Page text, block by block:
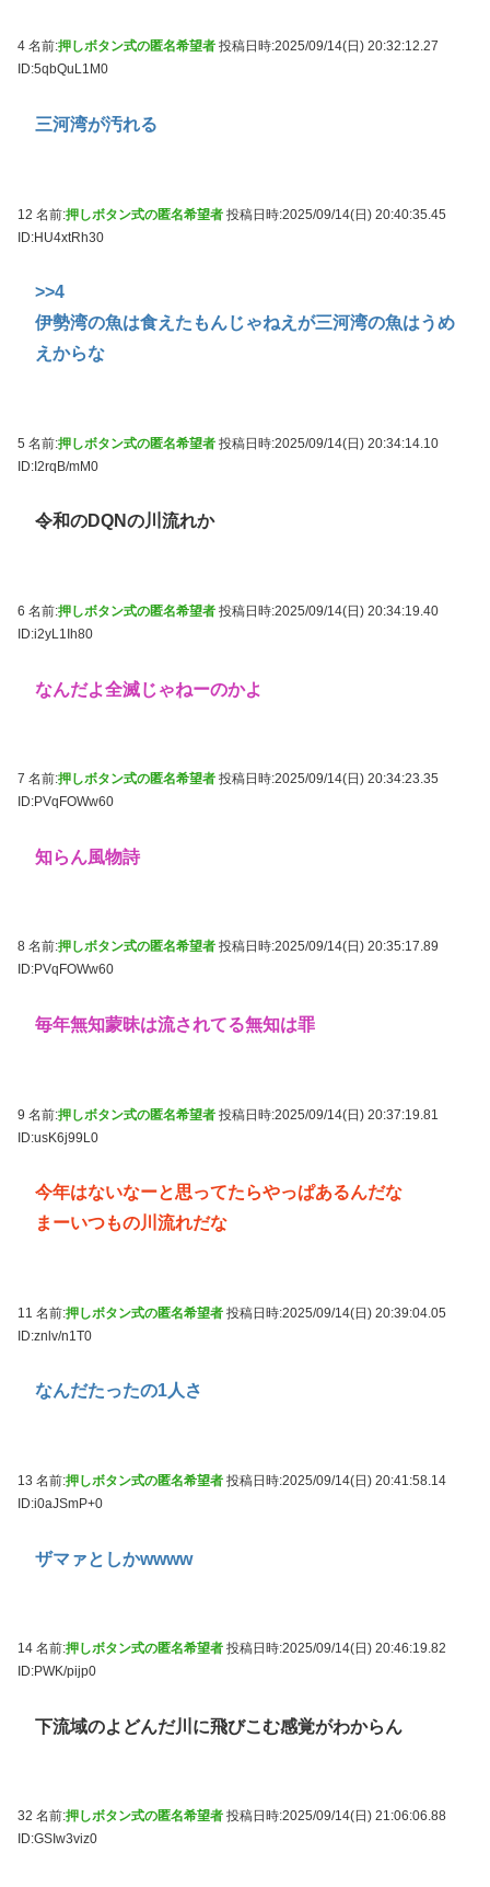
4 名前:押しボタン式の匿名希望者 投稿日時:2025/09/14(日) 20:32:12.27
ID:5qbQuL1M0
三河湾が汚れる
12 名前:押しボタン式の匿名希望者 投稿日時:2025/09/14(日) 20:40:35.45
ID:HU4xtRh30
>>4
伊勢湾の魚は食えたもんじゃねえが三河湾の魚はうめ
えからな
5 名前:押しボタン式の匿名希望者 投稿日時:2025/09/14(日) 20:34:14.10
ID:I2rqB/mM0
令和のDQNの川流れか
6 名前:押しボタン式の匿名希望者 投稿日時:2025/09/14(日) 20:34:19.40
ID:i2yL1Ih80
なんだよ全滅じゃねーのかよ
7 名前:押しボタン式の匿名希望者 投稿日時:2025/09/14(日) 20:34:23.35
ID:PVqFOWw60
知らん風物詩
8 名前:押しボタン式の匿名希望者 投稿日時:2025/09/14(日) 20:35:17.89
ID:PVqFOWw60
毎年無知蒙昧は流されてる無知は罪
9 名前:押しボタン式の匿名希望者 投稿日時:2025/09/14(日) 20:37:19.81
ID:usK6j99L0
今年はないなーと思ってたらやっぱあるんだな
まーいつもの川流れだな
11 名前:押しボタン式の匿名希望者 投稿日時:2025/09/14(日) 20:39:04.05
ID:znlv/n1T0
なんだたったの1人さ
13 名前:押しボタン式の匿名希望者 投稿日時:2025/09/14(日) 20:41:58.14
ID:i0aJSmP+0
ザマァとしかwwww
14 名前:押しボタン式の匿名希望者 投稿日時:2025/09/14(日) 20:46:19.82
ID:PWK/pijp0
下流域のよどんだ川に飛びこむ感覚がわからん
32 名前:押しボタン式の匿名希望者 投稿日時:2025/09/14(日) 21:06:06.88
ID:GSIw3viz0